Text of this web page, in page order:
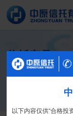
信托产品
截至2023年末，中原
产16088亿元，按时足
尊敬的投资者：
以下内容仅供“合格投